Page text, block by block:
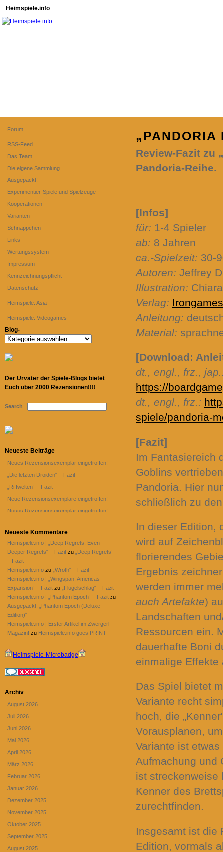
Heimspiele.info
„PANDORIA
Review-Fazit zu
Pandoria-Reihe.
[Infos]
für: 1-4 Spieler
ab: 8 Jahren
ca.-Spielzeit: 30-
Autoren: Jeffrey
Illustration:
Verlag: Irongames
Anleitung:
Material:
[Download:
dt., engl., frz.,
https://
dt., engl., frz.:
spiele/pandoria-
[Fazit]
Im Fantasiereich
Goblins
Pandoria. Hier
schließlich zu
In dieser Edition,
wird auf
florierendes
Ergebnis
werden immer
auch Artefakte)
Landschaften
Ressourcen ein.
dauerhafte Boni
einmalige Effekte
Das Spiel bietet
Variante recht
hoch, die
Vorausplanen,
Variante ist
Aufmachung und
ist streckenweise
Kenner des
zurechtfinden.
Insgesamt ist die
Edition, vormals
Forum
RSS-Feed
Das Team
Die eigene Sammlung
Ausgepackt!
Experimentier-Spiele und Spielzeuge
Kooperationen
Varianten
Schnäppchen
Links
Wertungssystem
Impressum
Kennzeichnungspflicht
Datenschutz
Heimspiele: Asia
Heimspiele: Videogames
Blog-
Blog-
Der Urvater der Spiele-Blogs bietet
Euch über 2000 Rezensionen!!!!
Search
Neueste Beiträge
Neues Rezensionsexemplar eingetroffen!
„Die letzten Droiden“ – Fazit
„Riffwelten“ – Fazit
Neue Rezensionsexemplare eingetroffen!
Neues Rezensionsexemplar eingetroffen!
Neueste Kommentare
Heimspiele.info | „Deep Regrets: Even
Deeper Regrets“ – Fazit zu
„Deep Regrets“
– Fazit
Heimspiele.info zu „Wroth“ – Fazit
Heimspiele.info | „Wingspan: Americas
Expansion“ – Fazit zu
„Flügelschlag“ – Fazit
Heimspiele.info | „Phantom Epoch“ – Fazit zu
Ausgepackt: „Phantom Epoch (Deluxe
Edition)“
Heimspiele.info | Erster Artikel im Zwergerl-
Magazin! zu Heimspiele.info goes PRINT
Heimspiele-Microbadge
Archiv
August 2026
Juli 2026
Juni 2026
Mai 2026
April 2026
März 2026
Februar 2026
Januar 2026
Dezember 2025
November 2025
Oktober 2025
September 2025
August 2025